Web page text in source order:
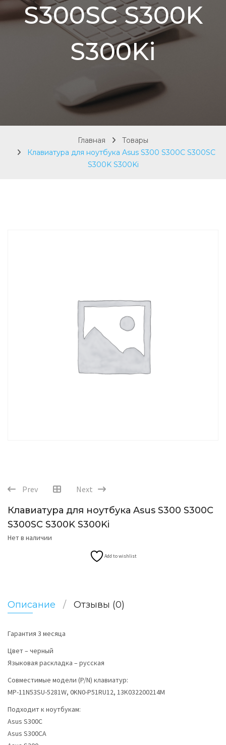
S300SC S300K
S300Ki
Главная
Товары
Клавиатура для ноутбука Asus S300 S300C S300SC
S300K S300Ki
Prev Next
Клавиатура для ноутбука Asus S300 S300C
S300SC S300K S300Ki
Нет в наличии
Add to wishlist
Описание Отзывы (0)
Гарантия 3 месяца
Цвет – черный
Языковая раскладка – русская
Совместимые модели (P/N) клавиатур:
MP-11N53SU-5281W, 0KN0-P51RU12, 13K032200214M
Подходит к ноутбукам:
Asus S300C
Asus S300CA